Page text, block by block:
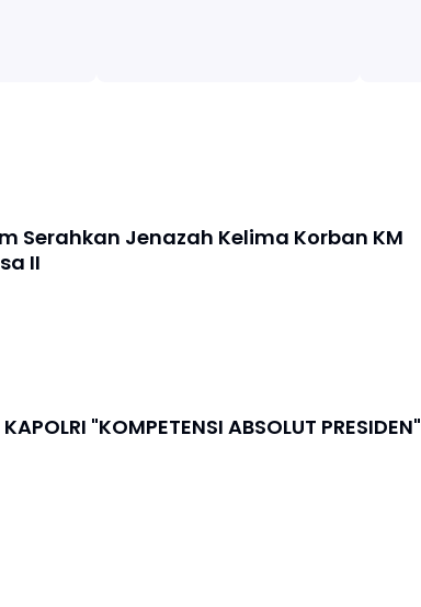
Serahkan Jenazah Kelima Korban KM
II
PENGGANTIAN KAPOLRI "KOMPETENSI ABSOLUT PRESIDEN"